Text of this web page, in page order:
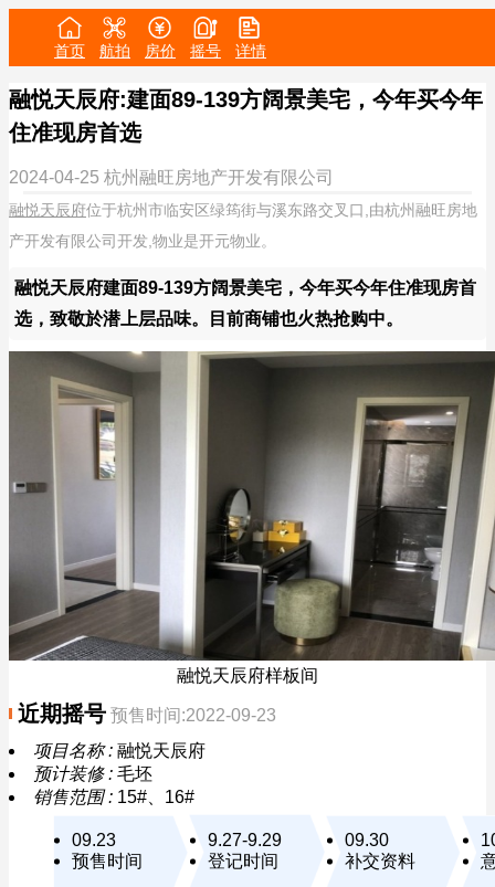
首页 航拍 房价 摇号 详情
融悦天辰府:建面89-139方阔景美宅，今年买今年
住准现房首选
2024-04-25 杭州融旺房地产开发有限公司
融悦天辰府位于杭州市临安区绿筠街与溪东路交叉口,由杭州融旺房地
产开发有限公司开发,物业是开元物业。
融悦天辰府建面89-139方阔景美宅，今年买今年住准现房首
选，致敬於潜上层品味。目前商铺也火热抢购中。
融悦天辰府样板间
近期摇号 预售时间:2022-09-23
项目名称 : 融悦天辰府
预计装修 : 毛坯
销售范围 : 15#、16#
09.23
预售时间
9.27-9.29
登记时间
09.30
补交资料